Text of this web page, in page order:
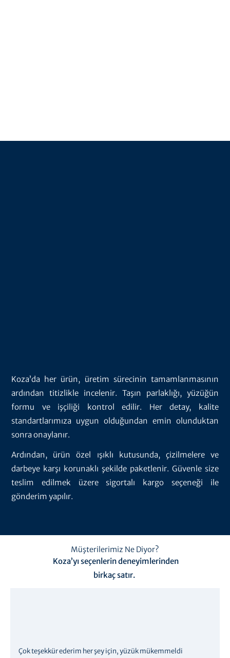
Koza’da her ürün, üretim sürecinin tamamlanmasının
ardından titizlikle incelenir. Taşın parlaklığı, yüzüğün
formu ve işçiliği kontrol edilir. Her detay, kalite
standartlarımıza uygun olduğundan emin olunduktan
sonra onaylanır.
Ardından, ürün özel ışıklı kutusunda, çizilmelere ve
darbeye karşı korunaklı şekilde paketlenir. Güvenle size
teslim edilmek üzere sigortalı kargo seçeneği ile
gönderim yapılır.
Müşterilerimiz Ne Diyor?
Koza’yı seçenlerin deneyimlerinden
birkaç satır.
Çok teşekkür ederim her şey için, yüzük mükemmeldi